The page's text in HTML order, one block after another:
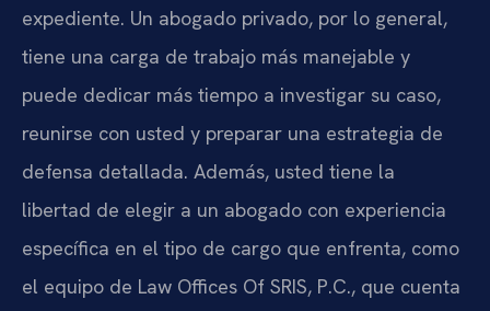
expediente. Un abogado privado, por lo general,
tiene una carga de trabajo más manejable y
puede dedicar más tiempo a investigar su caso,
reunirse con usted y preparar una estrategia de
defensa detallada. Además, usted tiene la
libertad de elegir a un abogado con experiencia
específica en el tipo de cargo que enfrenta, como
el equipo de Law Offices Of SRIS, P.C., que cuenta